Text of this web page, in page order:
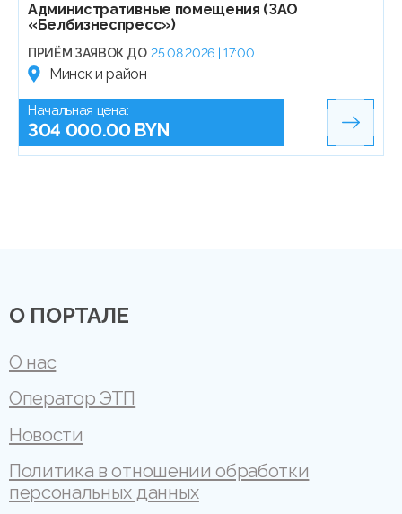
Административные помещения (ЗАО
«Белбизнеспресс»)
ПРИЁМ ЗАЯВОК ДО 25.08.2026 | 17:00
Минск и район
Начальная цена:
304 000.00 BYN
О ПОРТАЛЕ
О нас
Оператор ЭТП
Новости
Политика в отношении обработки
персональных данных